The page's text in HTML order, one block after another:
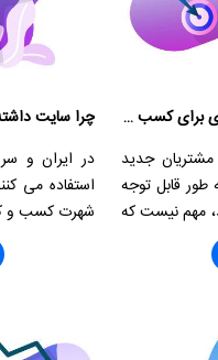
چرا سایت داشته باشم؟ ایجاد مشتری برای کسب و کار
مشتریان جدید
قابل توجه
مهم نیست که
می دهید.
در ایران و
استفاده می
شهرت کسب و
کنید بیشتر
آوردن درآمد